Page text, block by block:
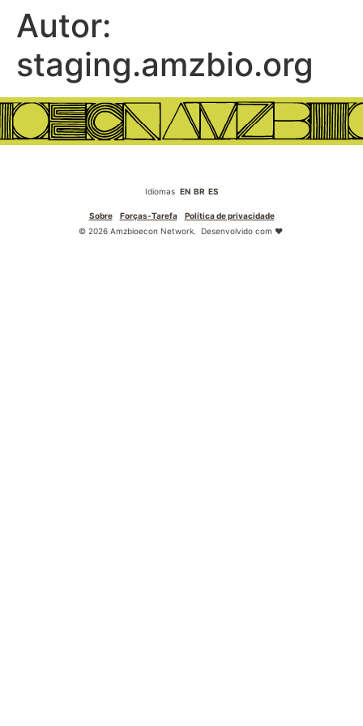
Autor:
staging.amzbio.org
© 2026 Amzbioecon Network. Desenvolvido com ♥
Sobre Forças-Tarefa Política de privacidade
Idiomas EN BR ES